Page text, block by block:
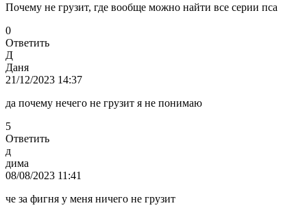
Почему не грузит, где вообще можно найти все серии пса
0
Ответить
Д
Даня
21/12/2023 14:37
да почему нечего не грузит я не понимаю
5
Ответить
д
дима
08/08/2023 11:41
че за фигня у меня ничего не грузит